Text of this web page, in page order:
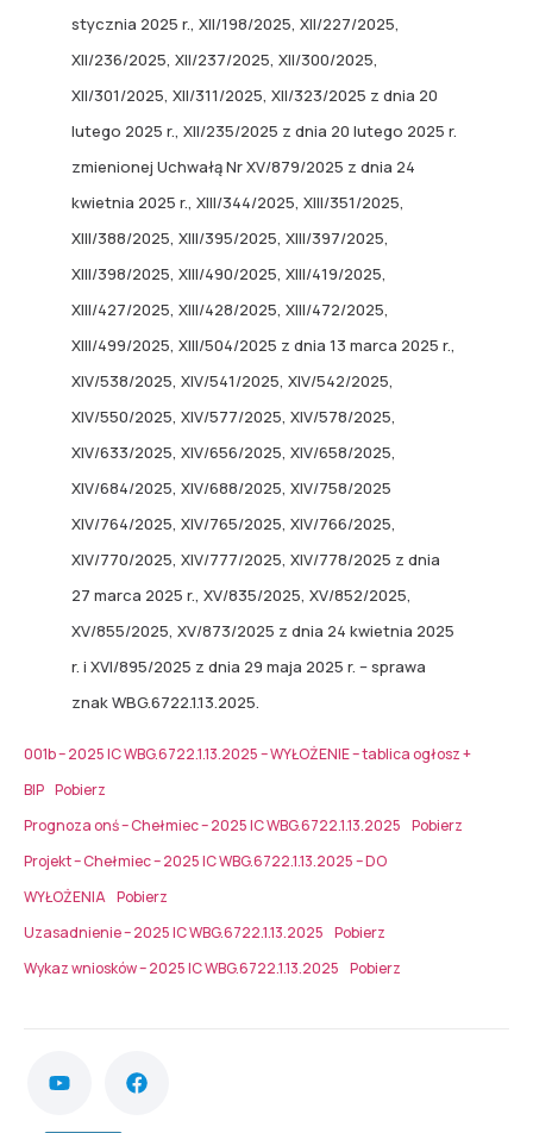
stycznia 2025 r., XII/198/2025, XII/227/2025,
XII/236/2025, XII/237/2025, XII/300/2025,
XII/301/2025, XII/311/2025, XII/323/2025 z dnia 20
lutego 2025 r., XII/235/2025 z dnia 20 lutego 2025 r.
zmienionej Uchwałą Nr XV/879/2025 z dnia 24
kwietnia 2025 r., XIII/344/2025, XIII/351/2025,
XIII/388/2025, XIII/395/2025, XIII/397/2025,
XIII/398/2025, XIII/490/2025, XIII/419/2025,
XIII/427/2025, XIII/428/2025, XIII/472/2025,
XIII/499/2025, XIII/504/2025 z dnia 13 marca 2025 r.,
XIV/538/2025, XIV/541/2025, XIV/542/2025,
XIV/550/2025, XIV/577/2025, XIV/578/2025,
XIV/633/2025, XIV/656/2025, XIV/658/2025,
XIV/684/2025, XIV/688/2025, XIV/758/2025
XIV/764/2025, XIV/765/2025, XIV/766/2025,
XIV/770/2025, XIV/777/2025, XIV/778/2025 z dnia
27 marca 2025 r., XV/835/2025, XV/852/2025,
XV/855/2025, XV/873/2025 z dnia 24 kwietnia 2025
r. i XVI/895/2025 z dnia 29 maja 2025 r. – sprawa
znak WBG.6722.1.13.2025.
001b – 2025 IC WBG.6722.1.13.2025 – WYŁOŻENIE – tablica ogłosz +
BIP Pobierz
Prognoza onś – Chełmiec – 2025 IC WBG.6722.1.13.2025 Pobierz
Projekt – Chełmiec – 2025 IC WBG.6722.1.13.2025 – DO
WYŁOŻENIA Pobierz
Uzasadnienie – 2025 IC WBG.6722.1.13.2025 Pobierz
Wykaz wniosków – 2025 IC WBG.6722.1.13.2025 Pobierz